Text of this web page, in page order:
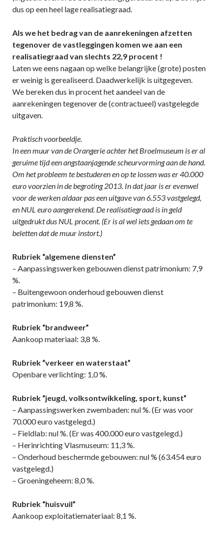
dus op een heel lage realisatiegraad.
Als we het bedrag van de aanrekeningen afzetten
tegenover de vastleggingen komen we aan een
realisatiegraad van slechts 22,9 procent !
Laten we eens nagaan op welke belangrijke (grote) posten
er weinig is gerealiseerd. Daadwerkelijk is uitgegeven.
We bereken dus in procent het aandeel van de
aanrekeningen tegenover de (contractueel) vastgelegde
uitgaven.
Praktisch voorbeeldje.
In een muur van de Orangerie achter het Broelmuseum is er al
geruime tijd een angstaanjagende scheurvorming aan de hand.
Om het probleem te bestuderen en op te lossen was er 40.000
euro voorzien in de begroting 2013. In dat jaar is er evenwel
voor de werken aldaar pas een uitgave van 6.553 vastgelegd,
en NUL euro aangerekend. De realisatiegraad is in geld
uitgedrukt dus NUL procent. (Er is al wel iets gedaan om te
beletten dat de muur instort.)
Rubriek “algemene diensten”
– Aanpassingswerken gebouwen dienst patrimonium: 7,9
%.
– Buitengewoon onderhoud gebouwen dienst
patrimonium: 19,8 %.
Rubriek “brandweer”
Aankoop materiaal: 3,8 %.
Rubriek “verkeer en waterstaat”
Openbare verlichting: 1,0 %.
Rubriek “jeugd, volksontwikkeling, sport, kunst”
– Aanpassingswerken zwembaden: nul %. (Er was voor
70.000 euro vastgelegd.)
– Fieldlab: nul %. (Er was 400.000 euro vastgelegd.)
– Herinrichting Vlasmuseum: 11,3 %.
– Onderhoud beschermde gebouwen: nul % (63.454 euro
vastgelegd.)
– Groeningeheem: 8,0 %.
Rubriek “huisvuil”
Aankoop exploitatiemateriaal: 8,1 %.